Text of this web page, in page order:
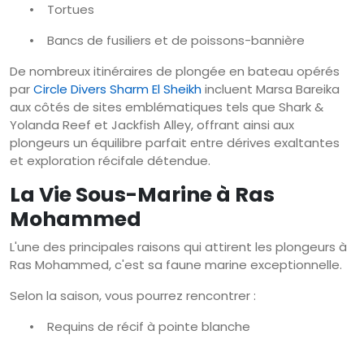
•
Tortues
•
Bancs de fusiliers et de poissons-bannière
De nombreux itinéraires de plongée en bateau opérés
parCircle Divers Sharm El Sheikhincluent Marsa Bareika
aux côtés de sites emblématiques tels que Shark &
Yolanda Reef et Jackfish Alley, offrant ainsi aux
plongeurs un équilibre parfait entre dérives exaltantes
et exploration récifale détendue.
La Vie Sous-Marine à Ras
Mohammed
L'une des principales raisons qui attirent les plongeurs à
Ras Mohammed, c'est sa faune marine exceptionnelle.
Selon la saison, vous pourrez rencontrer :
•
Requins de récif à pointe blanche